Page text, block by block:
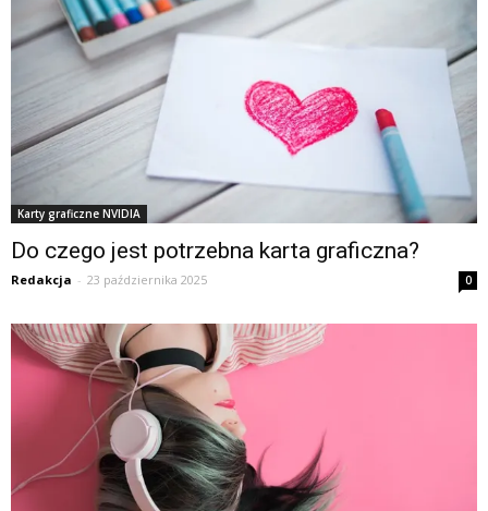
Karty graficzne NVIDIA
Do czego jest potrzebna karta graficzna?
Redakcja - 23 października 2025 0